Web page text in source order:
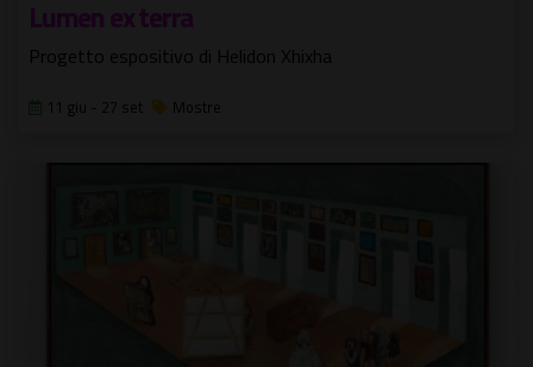
Lumen ex terra
Progetto espositivo di Helidon Xhixha
11 giu - 27 set Mostre